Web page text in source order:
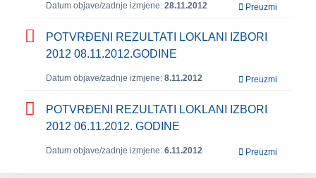
Datum objave/zadnje izmjene: 28.11.2012 Preuzmi
POTVRĐENI REZULTATI LOKLANI IZBORI
2012 08.11.2012.GODINE
Datum objave/zadnje izmjene: 8.11.2012 Preuzmi
POTVRĐENI REZULTATI LOKLANI IZBORI
2012 06.11.2012. GODINE
Datum objave/zadnje izmjene: 6.11.2012 Preuzmi